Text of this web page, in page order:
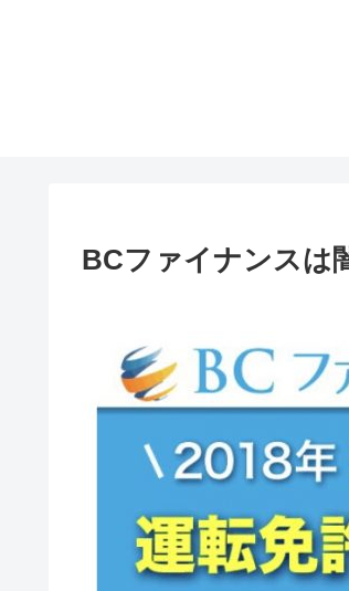
BCファイナンスは